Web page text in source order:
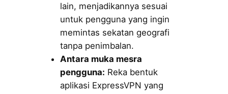
lain, menjadikannya sesuai
untuk pengguna yang ingin
memintas sekatan geografi
tanpa penimbalan.
Antara muka mesra
pengguna: Reka bentuk
aplikasi ExpressVPN yang